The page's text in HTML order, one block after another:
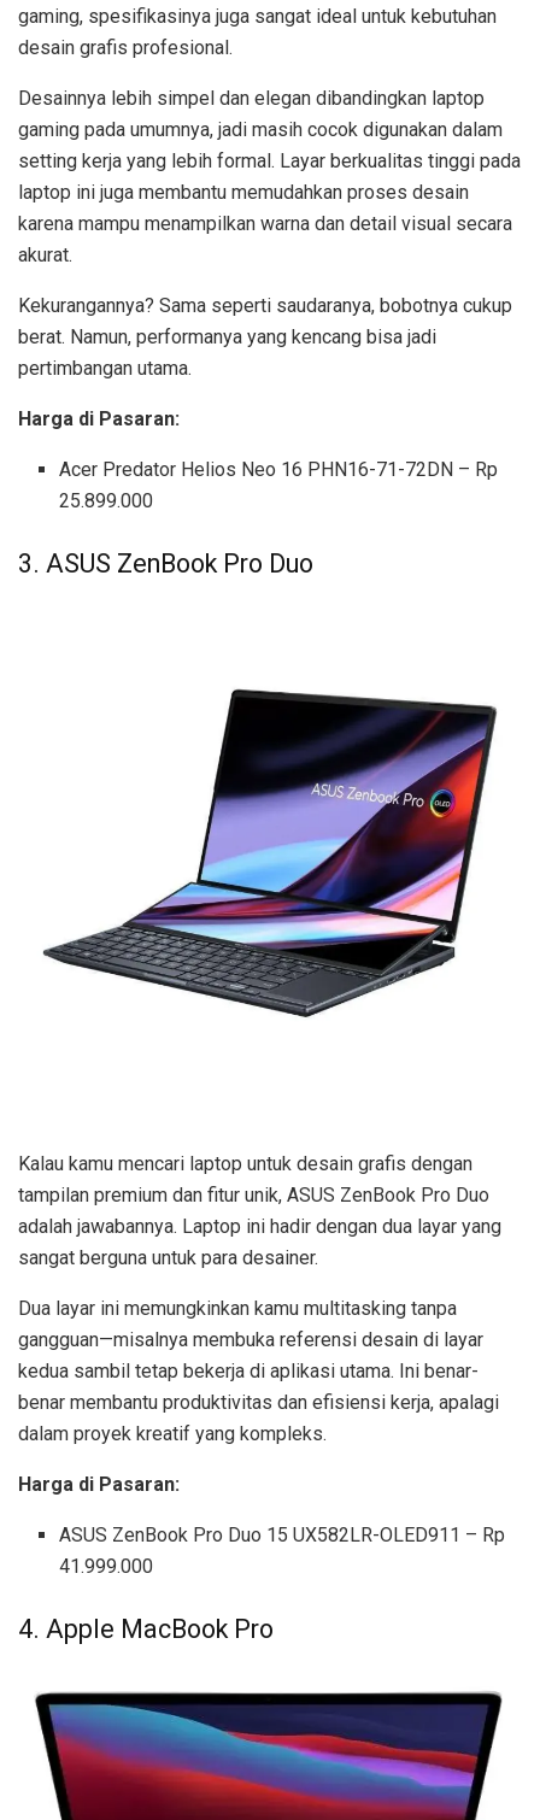
gaming, spesifikasinya juga sangat ideal untuk kebutuhan
desain grafis profesional.
Desainnya lebih simpel dan elegan dibandingkan laptop
gaming pada umumnya, jadi masih cocok digunakan dalam
setting kerja yang lebih formal. Layar berkualitas tinggi pada
laptop ini juga membantu memudahkan proses desain
karena mampu menampilkan warna dan detail visual secara
akurat.
Kekurangannya? Sama seperti saudaranya, bobotnya cukup
berat. Namun, performanya yang kencang bisa jadi
pertimbangan utama.
Harga di Pasaran:
Acer Predator Helios Neo 16 PHN16-71-72DN – Rp
25.899.000
3. ASUS ZenBook Pro Duo
Kalau kamu mencari laptop untuk desain grafis dengan
tampilan premium dan fitur unik, ASUS ZenBook Pro Duo
adalah jawabannya. Laptop ini hadir dengan dua layar yang
sangat berguna untuk para desainer.
Dua layar ini memungkinkan kamu multitasking tanpa
gangguan—misalnya membuka referensi desain di layar
kedua sambil tetap bekerja di aplikasi utama. Ini benar-
benar membantu produktivitas dan efisiensi kerja, apalagi
dalam proyek kreatif yang kompleks.
Harga di Pasaran:
ASUS ZenBook Pro Duo 15 UX582LR-OLED911 – Rp
41.999.000
4. Apple MacBook Pro